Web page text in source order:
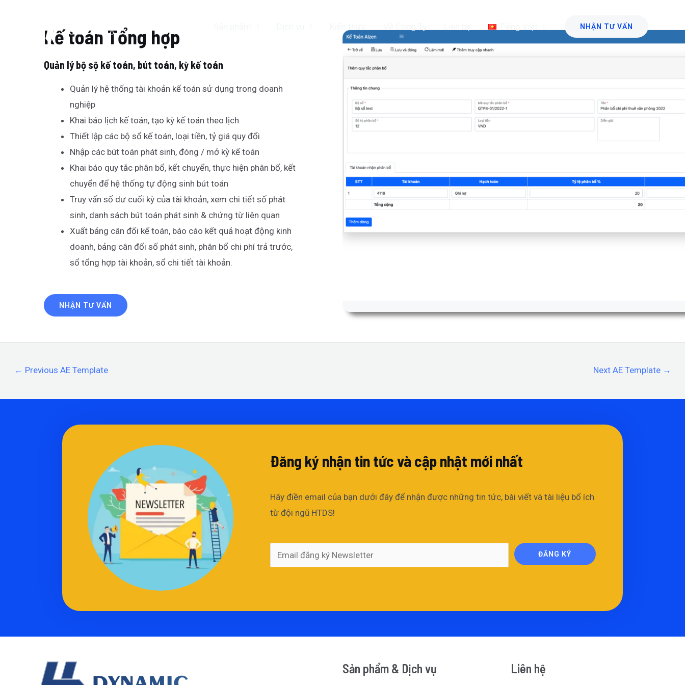
NHẬN TƯ VẤN
Kế toán Tổng hợp
Quản lý bộ sộ kế toán, bút toán, kỳ kế toán
Quản lý hệ thống tài khoản kế toán sử dụng trong doanh
nghiệp
Khai báo lịch kế toán, tạo kỳ kế toán theo lịch
Thiết lập các bộ sổ kế toán, loại tiền, tỷ giá quy đổi
Nhập các bút toán phát sinh, đóng / mở kỳ kế toán
Khai báo quy tắc phân bổ, kết chuyển, thực hiện phân bổ, kết
chuyển để hệ thống tự động sinh bút toán
Truy vấn số dư cuối kỳ của tài khoản, xem chi tiết số phát
sinh, danh sách bút toán phát sinh & chứng từ liên quan
Xuất bảng cân đối kế toán, báo cáo kết quả hoạt động kinh
doanh, bảng cân đối số phát sinh, phân bổ chi phí trả trước,
sổ tổng hợp tài khoản, sổ chi tiết tài khoản.
NHẬN TƯ VẤN
← Previous AE Template Next AE Template →
Đăng ký nhận tin tức và cập nhật mới nhất​
Hãy điền email của bạn dưới đây để nhận được những tin tức, bài viết và tài liệu bổ ích
từ đội ngũ HTDS!
ĐĂNG KÝ
Sản phẩm & Dịch vụ Liên hệ